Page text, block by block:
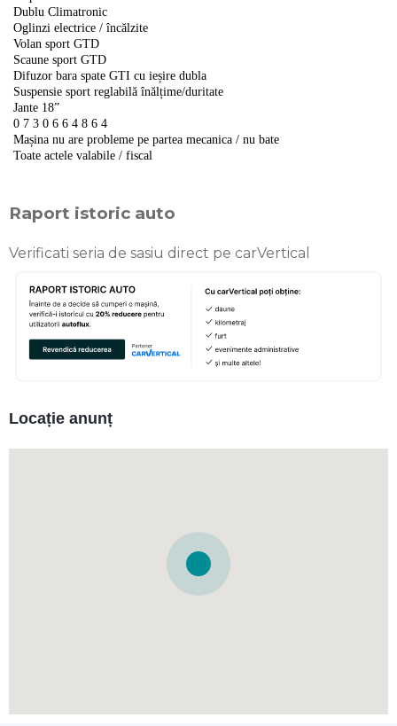
Dublu Climatronic
Oglinzi electrice / încălzite
Volan sport GTD
Scaune sport GTD
Difuzor bara spate GTI cu ieșire dubla
Suspensie sport reglabilă înălțime/duritate
Jante 18”
0 7 3 0 6 6 4 8 6 4
Mașina nu are probleme pe partea mecanica / nu bate
Toate actele valabile / fiscal
Raport istoric auto
Verificati seria de sasiu direct pe carVertical
Locație anunț